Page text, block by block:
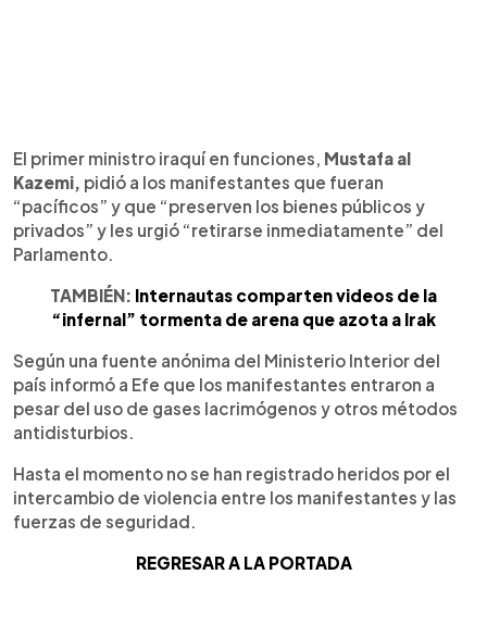
El primer ministro iraquí en funciones, Mustafa al
Kazemi, pidió a los manifestantes que fueran
“pacíficos” y que “preserven los bienes públicos y
privados” y les urgió “retirarse inmediatamente” del
Parlamento.
TAMBIÉN: Internautas comparten videos de la
“infernal” tormenta de arena que azota a Irak
Según una fuente anónima del Ministerio Interior del
país informó a Efe que los manifestantes entraron a
pesar del uso de gases lacrimógenos y otros métodos
antidisturbios.
Hasta el momento no se han registrado heridos por el
intercambio de violencia entre los manifestantes y las
fuerzas de seguridad.
REGRESAR A LA PORTADA